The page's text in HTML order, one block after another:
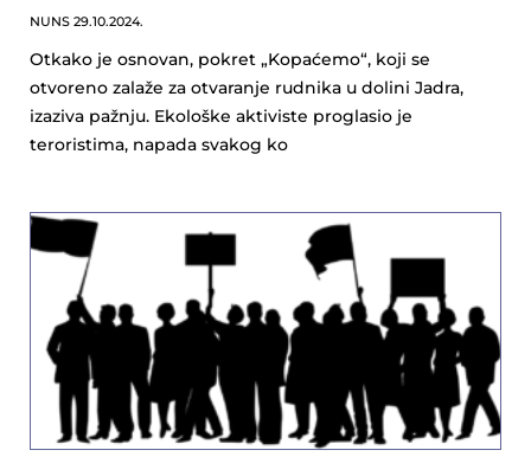
NUNS 29.10.2024.
Otkako je osnovan, pokret „Kopaćemo“, koji se
otvoreno zalaže za otvaranje rudnika u dolini Jadra,
izaziva pažnju. Ekološke aktiviste proglasio je
teroristima, napada svakog ko